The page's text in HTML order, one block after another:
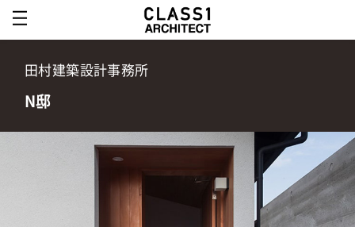
田村建築設計事務所
N邸